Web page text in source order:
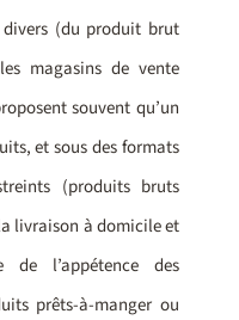
divers (du produit brut
magasins de vente
souvent qu’un
et sous des formats
(produits bruts
livraison à domicile et
de l’appétence des
prêts-à-manger ou